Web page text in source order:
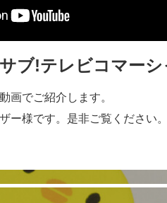
サブ!テレビコマー
画でご紹介します。
ー様です。是非ご覧ください。